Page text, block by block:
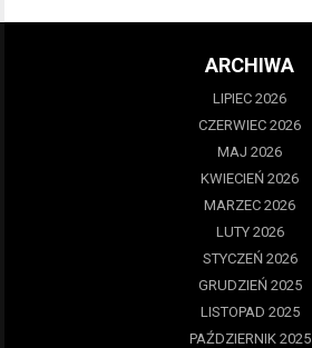
ARCHIWA
LIPIEC 2026
CZERWIEC 2026
MAJ 2026
KWIECIEŃ 2026
MARZEC 2026
LUTY 2026
STYCZEŃ 2026
GRUDZIEŃ 2025
LISTOPAD 2025
PAŹDZIERNIK 2025